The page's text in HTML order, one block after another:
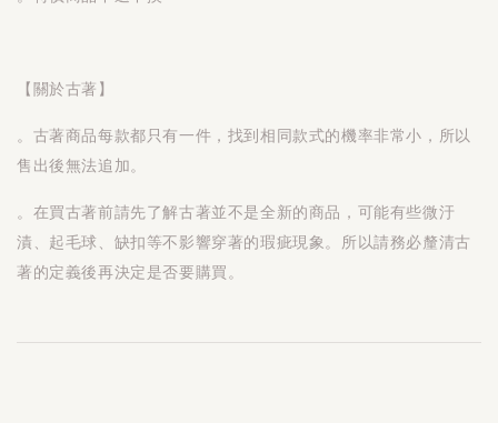
【關於古著】
。古著商品每款都只有一件，找到相同款式的機率非常小，所以
售出後無法追加。
。在買古著前請先了解古著並不是全新的商品，可能有些微汙
漬、起毛球、缺扣等不影響穿著的瑕疵現象。所以請務必釐清古
著的定義後再決定是否要購買。